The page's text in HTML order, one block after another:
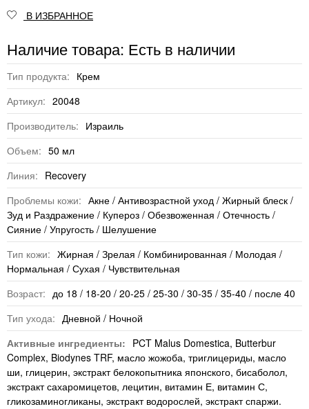
В ИЗБРАННОЕ
Наличие товара: Есть в наличии
Тип продукта: Крем
Артикул: 20048
Производитель: Израиль
Объем: 50 мл
Линия: Recovery
Проблемы кожи: Акне / Антивозрастной уход / Жирный блеск /
Зуд и Раздражение / Купероз / Обезвоженная / Отечность /
Сияние / Упругость / Шелушение
Тип кожи: Жирная / Зрелая / Комбинированная / Молодая /
Нормальная / Сухая / Чувствительная
Возраст: до 18 / 18-20 / 20-25 / 25-30 / 30-35 / 35-40 / после 40
Тип ухода: Дневной / Ночной
Активные ингредиенты: PCT Malus Domestica, Butterbur
Complex, Biodynes TRF, масло жожоба, триглицериды, масло
ши, глицерин, экстракт белокопытника японского, бисаболол,
экстракт сахаромицетов, лецитин, витамин Е, витамин С,
гликозаминогликаны, экстракт водорослей, экстракт спаржи.